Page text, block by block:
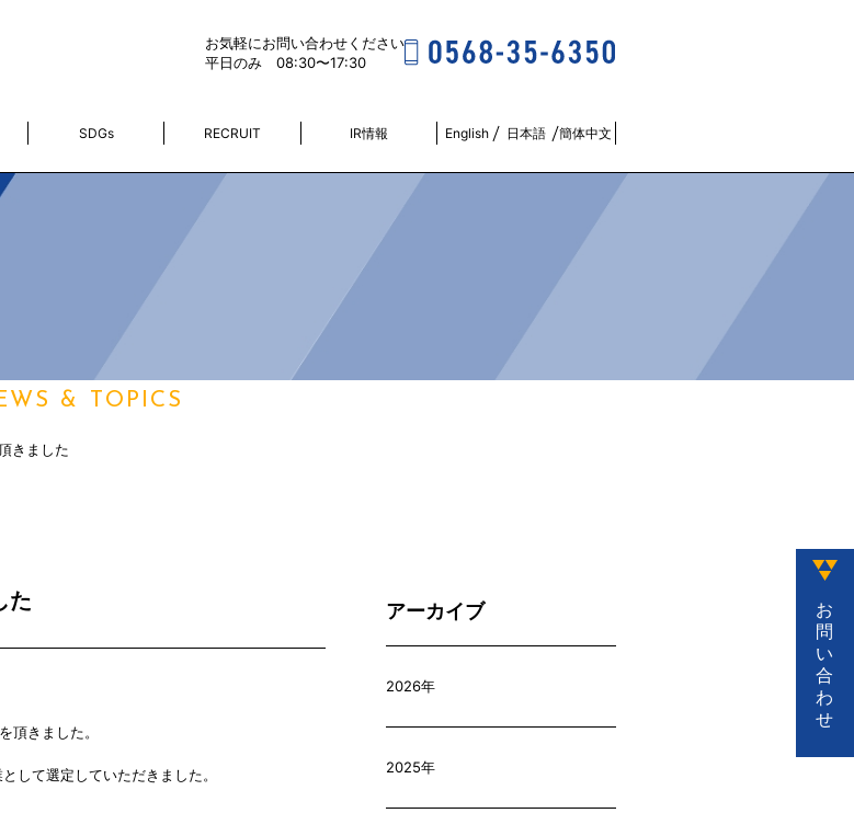
お気軽にお問い合わせください
平日のみ 08:30〜17:30
SDGs RECRUIT IR情報 English 日本語 簡体中文
& TOPICS
きました
た
頂きました。
して選定していただきました。
アーカイブ
2026年
2025年
お
問
い
合
わ
せ